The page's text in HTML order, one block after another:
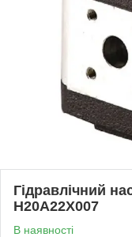
Гідравлічний
H20A22X007
В наявності